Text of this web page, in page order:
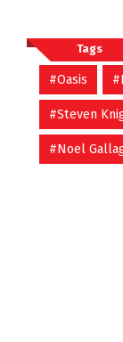
Tags
#Oasis
#Steven
#Noel